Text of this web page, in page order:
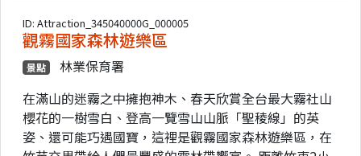
ID: Attraction_345040000G_000005
觀霧國家森林遊樂區
景點
林業保育署
在滿山的迷霧之中擁抱神木、春天欣賞全台最大霧社山
櫻花的一樹雪白、登高一覽雪山山脈「聖稜線」的英
姿、還可能巧遇國寶，這裡是觀霧國家森林遊樂區，在